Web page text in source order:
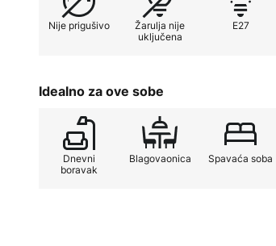
Nije prigušivo
Žarulja nije
uključena
E27
Idealno za ove sobe
Dnevni
boravak
Blagovaonica Spavaća soba